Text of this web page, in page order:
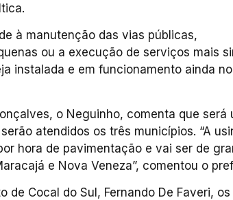
à manutenção das vias públicas,
ou a execução de serviços mais
instalada e em funcionamento ainda no
o Neguinho, comenta que será
atendidos os três municípios. “A
hora de pavimentação e vai ser de
e Nova Veneza”, comentou o
de Cocal do Sul, Fernando De Faveri, os